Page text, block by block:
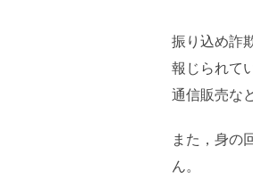
振り込め詐
報じられて
通信販売な
また，身の
ん。